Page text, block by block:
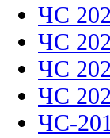
ЧС
ЧС
ЧС
ЧС
ЧС-